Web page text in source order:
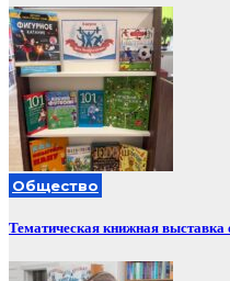
Общество
Тематическая книжная выставка